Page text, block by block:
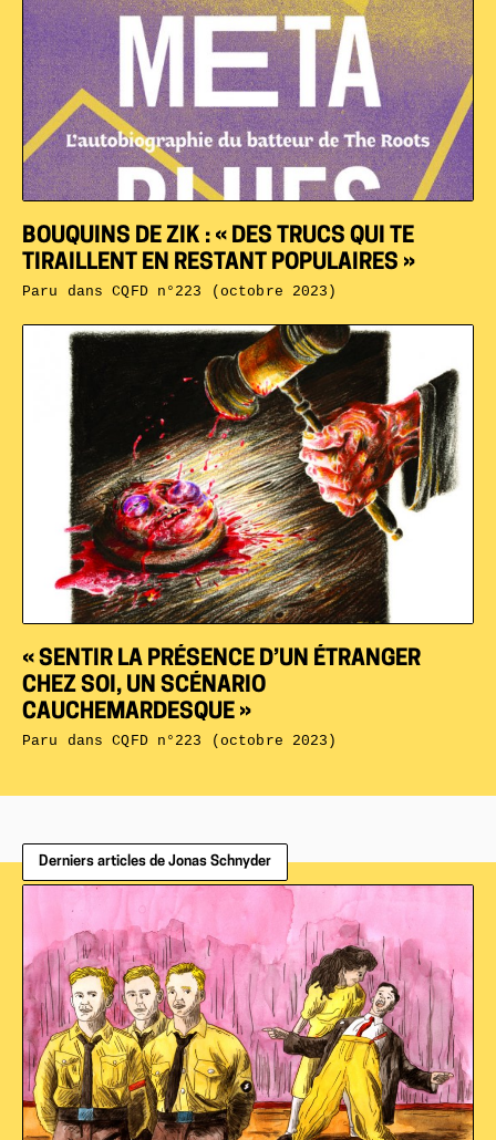
« SENTIR LA PRÉSENCE D’UN ÉTRANGER
CHEZ SOI, UN SCÉNARIO
CAUCHEMARDESQUE »
Paru dansCQFD n°223 (octobre 2023)
BOUQUINS DE ZIK : « DES TRUCS QUI TE
TIRAILLENT EN RESTANT POPULAIRES »
Paru dansCQFD n°223 (octobre 2023)
Derniers articles de Jonas Schnyder